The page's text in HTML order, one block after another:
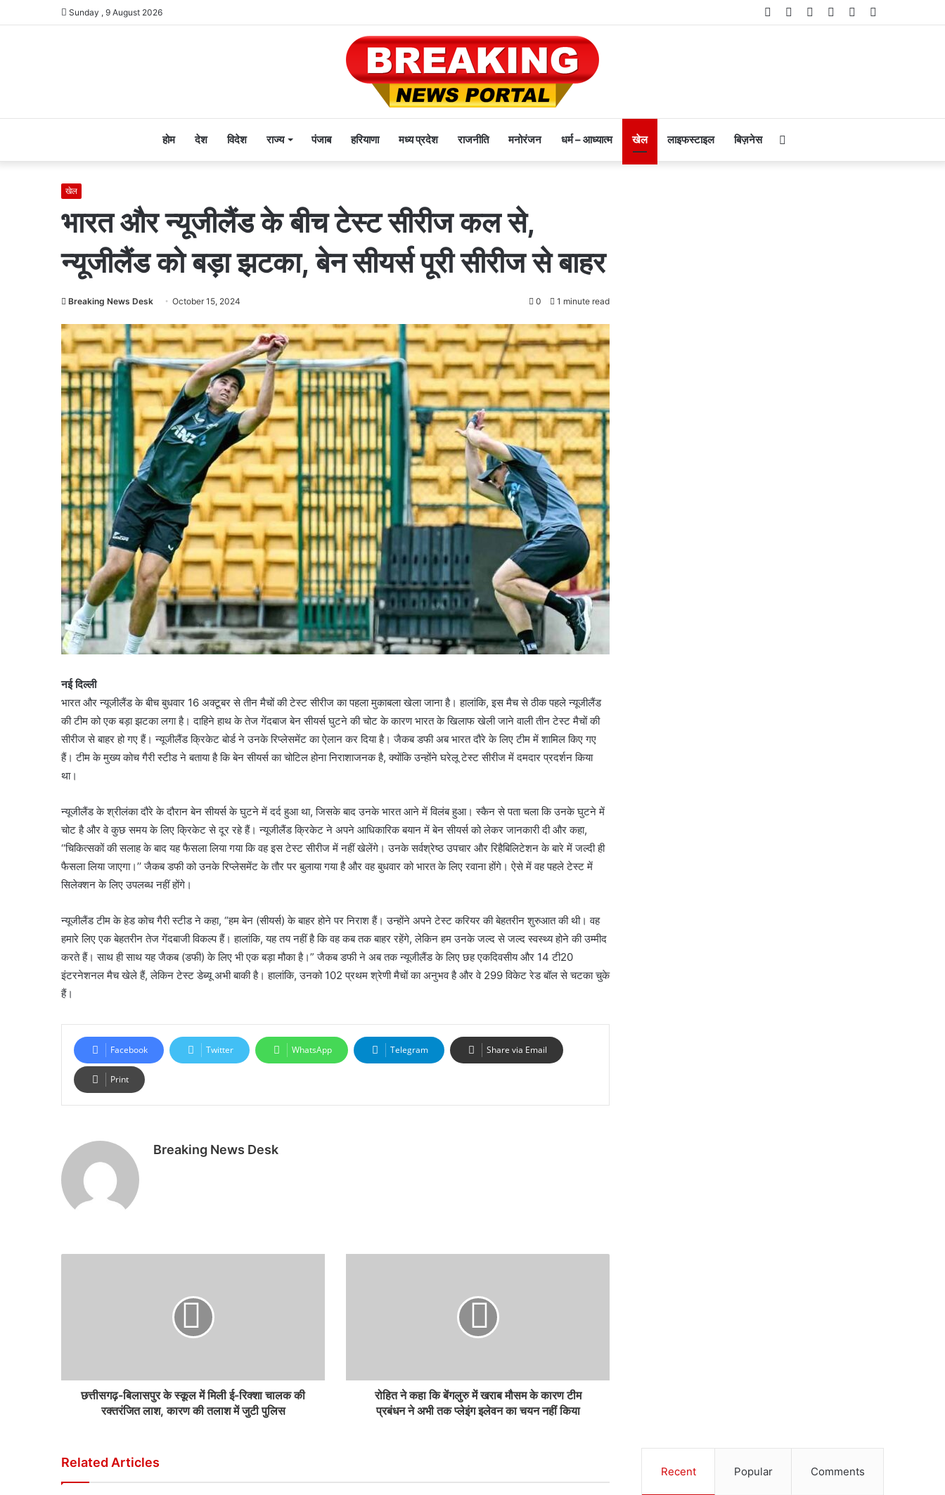
Sunday , 9 August 2026 Telegram
Instagram
YouTube
Twitter
Facebook
होम देश विदेश राज्य पंजाब हरियाणा मध्य प्रदेश राजनीति मनोरंजन धर्म – आध्यात्म खेल लाइफस्टाइल बिज़नेस
खेल
भारत और न्यूजीलैंड के बीच टेस्ट सीरीज कल से,
न्यूजीलैंड को बड़ा झटका, बेन सीयर्स पूरी सीरीज से बाहर
Breaking News Desk October 15, 2024 0 1 minute read
नई दिल्ली
भारत और न्यूजीलैंड के बीच बुधवार 16 अक्टूबर से तीन मैचों की टेस्ट सीरीज का पहला मुकाबला खेला जाना है। हालांकि, इस मैच से ठीक पहले न्यूजीलैंड
की टीम को एक बड़ा झटका लगा है। दाहिने हाथ के तेज गेंदबाज बेन सीयर्स घुटने की चोट के कारण भारत के खिलाफ खेली जाने वाली तीन टेस्ट मैचों की
सीरीज से बाहर हो गए हैं। न्यूजीलैंड क्रिकेट बोर्ड ने उनके रिप्लेसमेंट का ऐलान कर दिया है। जैकब डफी अब भारत दौरे के लिए टीम में शामिल किए गए
हैं। टीम के मुख्य कोच गैरी स्टीड ने बताया है कि बेन सीयर्स का चोटिल होना निराशाजनक है, क्योंकि उन्होंने घरेलू टेस्ट सीरीज में दमदार प्रदर्शन किया
था।
न्यूजीलैंड के श्रीलंका दौरे के दौरान बेन सीयर्स के घुटने में दर्द हुआ था, जिसके बाद उनके भारत आने में विलंब हुआ। स्कैन से पता चला कि उनके घुटने में
चोट है और वे कुछ समय के लिए क्रिकेट से दूर रहे हैं। न्यूजीलैंड क्रिकेट ने अपने आधिकारिक बयान में बेन सीयर्स को लेकर जानकारी दी और कहा,
‘‘चिकित्सकों की सलाह के बाद यह फैसला लिया गया कि वह इस टेस्ट सीरीज में नहीं खेलेंगे। उनके सर्वश्रेष्ठ उपचार और रिहैबिलिटेशन के बारे में जल्दी ही
फैसला लिया जाएगा।’’ जैकब डफी को उनके रिप्लेसमेंट के तौर पर बुलाया गया है और वह बुधवार को भारत के लिए रवाना होंगे। ऐसे में वह पहले टेस्ट में
सिलेक्शन के लिए उपलब्ध नहीं होंगे।
न्यूजीलैंड टीम के हेड कोच गैरी स्टीड ने कहा, “हम बेन (सीयर्स) के बाहर होने पर निराश हैं। उन्होंने अपने टेस्ट करियर की बेहतरीन शुरुआत की थी। वह
हमारे लिए एक बेहतरीन तेज गेंदबाजी विकल्प हैं। हालांकि, यह तय नहीं है कि वह कब तक बाहर रहेंगे, लेकिन हम उनके जल्द से जल्द स्वस्थ्य होने की उम्मीद
करते हैं। साथ ही साथ यह जैकब (डफी) के लिए भी एक बड़ा मौका है।” जैकब डफी ने अब तक न्यूजीलैंड के लिए छह एकदिवसीय और 14 टी20
इंटरनेशनल मैच खेले हैं, लेकिन टेस्ट डेब्यू अभी बाकी है। हालांकि, उनको 102 प्रथम श्रेणी मैचों का अनुभव है और वे 299 विकेट रेड बॉल से चटका चुके
हैं।
Facebook Twitter WhatsApp Telegram Share via Email
Print
Breaking News Desk
छत्तीसगढ़-बिलासपुर के स्कूल में मिली ई-रिक्शा चालक की
रक्तरंजित लाश, कारण की तलाश में जुटी पुलिस
रोहित ने कहा कि बेंगलुरु में खराब मौसम के कारण टीम
प्रबंधन ने अभी तक प्लेइंग इलेवन का चयन नहीं किया
Related Articles
Recent Popular Comments